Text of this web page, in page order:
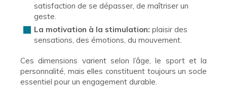
satisfaction de se dépasser, de maîtriser un
geste.
La motivation à la stimulation: plaisir des
sensations, des émotions, du mouvement.
Ces dimensions varient selon l’âge, le sport et la
personnalité, mais elles constituent toujours un socle
essentiel pour un engagement durable.